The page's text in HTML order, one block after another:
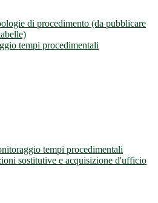
di procedimento (da pubblicare
tempi procedimentali
tempi procedimentali
sostitutive e acquisizione d'ufficio